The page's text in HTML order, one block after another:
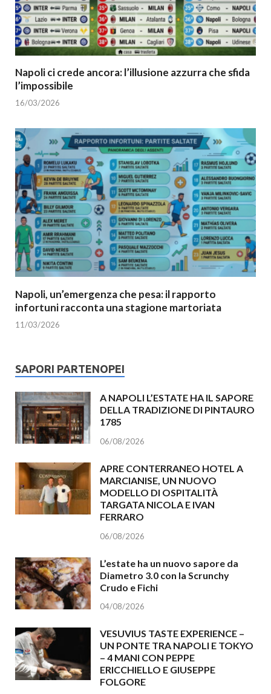
Napoli ci crede ancora: l’illusione azzurra che sfida
l’impossibile
16/03/2026
Napoli, un’emergenza che pesa: il rapporto
infortuni racconta una stagione martoriata
11/03/2026
SAPORI PARTENOPEI
A NAPOLI L’ESTATE HA IL SAPORE
DELLA TRADIZIONE DI PINTAURO
1785
06/08/2026
APRE CONTERRANEO HOTEL A
MARCIANISE, UN NUOVO
MODELLO DI OSPITALITÀ
TARGATA NICOLA E IVAN
FERRARO
06/08/2026
L’estate ha un nuovo sapore da
Diametro 3.0 con la Scrunchy
Crudo e Fichi
04/08/2026
VESUVIUS TASTE EXPERIENCE –
UN PONTE TRA NAPOLI E TOKYO
– 4 MANI CON PEPPE
ERICCHIELLO E GIUSEPPE
FOLGORE